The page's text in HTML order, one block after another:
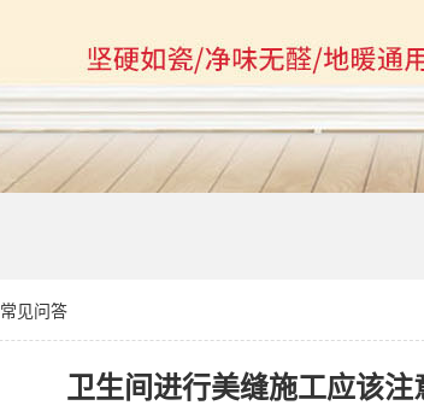
常见问答
卫生间进行美缝施工应该注